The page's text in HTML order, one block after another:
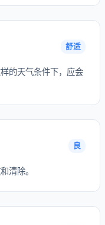
舒适
的天气条件下，应会
良
清除。